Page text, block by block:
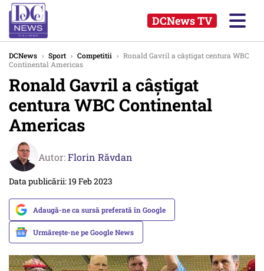
DCNews TV
DCNews › Sport › Competitii › Ronald Gavril a câştigat centura WBC
Continental Americas
Ronald Gavril a câştigat
centura WBC Continental
Americas
Autor:Florin Răvdan
Data publicării: 19 Feb 2023
Adaugă-ne ca sursă preferată în Google
Urmărește-ne pe Google News